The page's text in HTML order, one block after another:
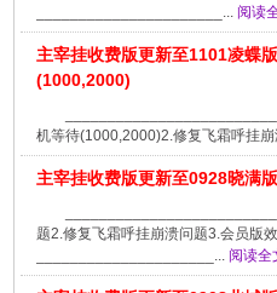
______________________... 阅读
主宰挂收费版更新至1101凌蝶
(1000,2000)
机等待(1000,2000)2.修复飞霜呼挂
主宰挂收费版更新至0928晓满
题2.修复飞霜呼挂崩溃问题3.会员版
_____________________... 阅读全